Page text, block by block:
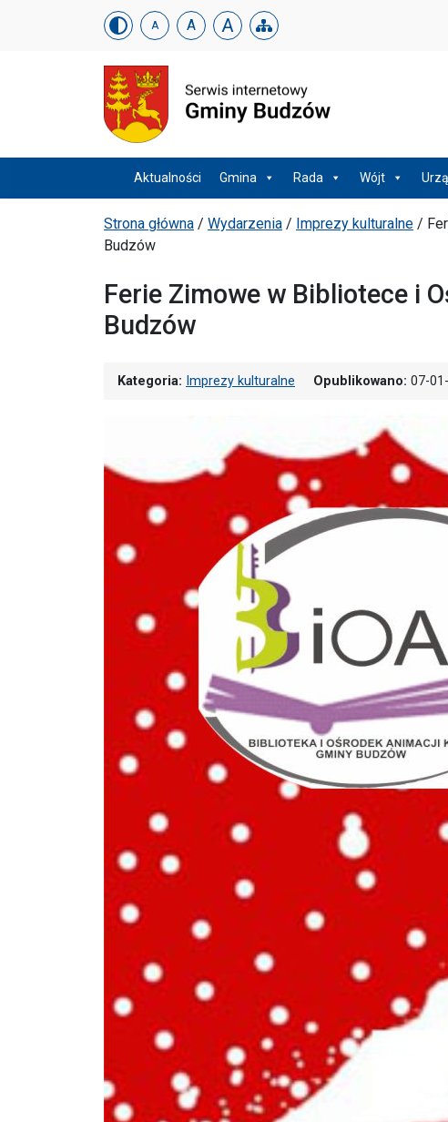
Urząd Gminy w Budzowie
Skip menu A A A
Menu główneAktualności Gmina Rada Wójt
Ścieżka powrotu
Strona główna / Wydarzenia / Imprezy kulturalne /
Budzów
Ferie Zimowe w Bibliotece i
Budzów
Kategoria: Imprezy kulturalne Opublikowano: 07-